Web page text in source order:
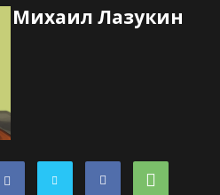
Михаил Лазукин